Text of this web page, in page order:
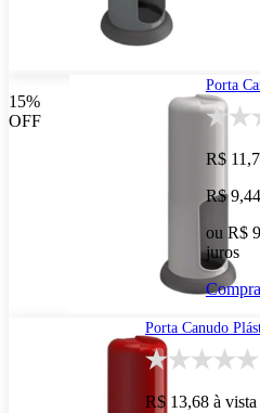
15%
OFF
Porta
R$
R$ 9,44
ou R$
juros
Porta Canudo
R$ 13,68 à vista